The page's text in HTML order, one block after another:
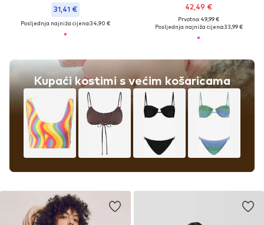
31,41 €
Posljednja najniža cijena:34,90 €
Kupaći kostimi s većim košaricama
42,49 €
Prvotno: 49,99 €
Posljednja najniža cijena:33,99 €